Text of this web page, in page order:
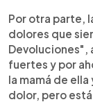
Por otra parte,
dolores que
Devoluciones",
fuertes y por
la mamá de
dolor, pero